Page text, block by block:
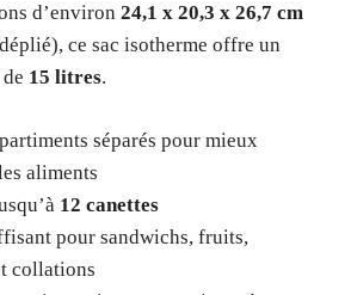
d’environ 24,1 x 20,3 x 26,7 cm
ce sac isotherme offre un
15 litres.
séparés pour mieux
aliments
12 canettes
pour sandwichs, fruits,
collations